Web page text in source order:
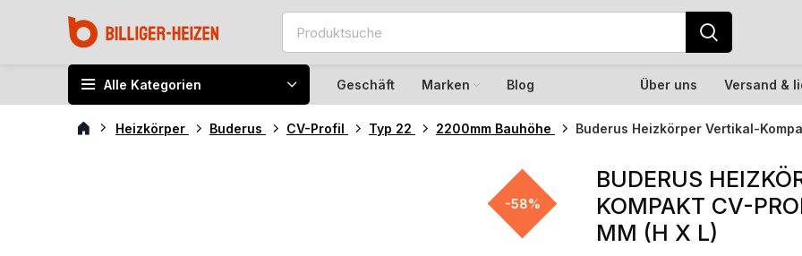
Alle Kategorien Geschäft Marken Blog Über uns Versand &
Heizkörper Buderus CV-Profil Typ 22 2200mm Bauhöhe Buderus Heizkörper Vertikal-
-58%
BUDERUS
KOMPAKT CV-
MM (H X L)